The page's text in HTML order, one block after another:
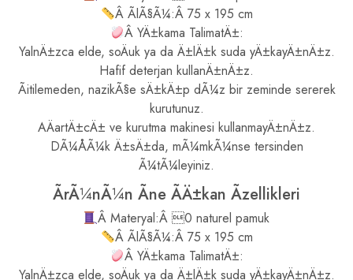
Â ÃlÃ§Ã¼:Â 75 x 195 cm
Â YÄ±kama TalimatÄ±:
YalnÄ±zca elde, soÄuk ya da Ä±lÄ±k suda yÄ±kayÄ±nÄ±z.
Hafif deterjan kullanÄ±nÄ±z.
Ãitilemeden, nazikÃ§e sÄ±kÄ±p dÃ¼z bir zeminde sererek
kurutunuz.
AÄartÄ±cÄ± ve kurutma makinesi kullanmayÄ±nÄ±z.
DÃ¼ÅÃ¼k Ä±sÄ±da, mÃ¼mkÃ¼nse tersinden
Ã¼tÃ¼leyiniz.
ÃrÃ¼nÃ¼n Ãne ÃÄ±kan Ãzellikleri
Â Materyal:Â 0 naturel pamuk
Â ÃlÃ§Ã¼:Â 75 x 195 cm
Â YÄ±kama TalimatÄ±:
YalnÄ±zca elde, soÄuk ya da Ä±lÄ±k suda yÄ±kayÄ±nÄ±z.